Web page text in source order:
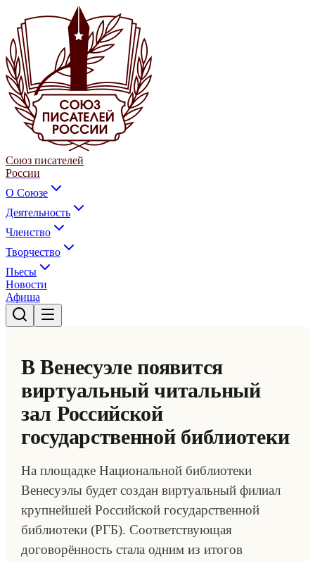
Союз писателей
России
О Союзе
Деятельность
Членство
Творчество
Пьесы
Новости
Афиша
В Венесуэле появится
виртуальный читальный
зал Российской
государственной библиотеки
На площадке Национальной библиотеки
Венесуэлы будет создан виртуальный филиал
крупнейшей Российской государственной
библиотеки (РГБ). Соответствующая
договорённость стала одним из итогов